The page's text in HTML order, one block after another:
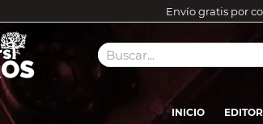
Envío gratis por
INICIO